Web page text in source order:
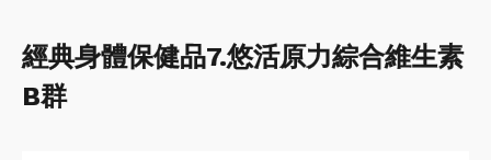
經典身體保健品7.悠活原力綜合維生素
B群